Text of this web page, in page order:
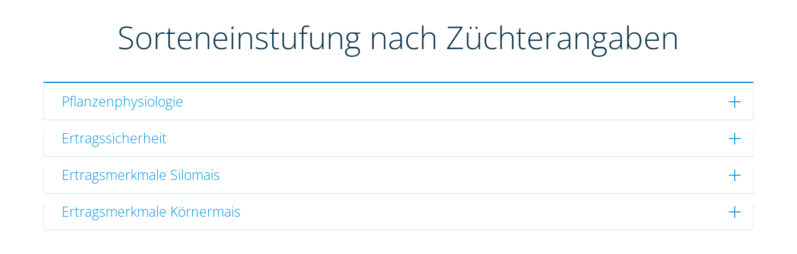
Sorteneinstufung nach Züchterangaben
Pflanzenphysiologie
Ertragssicherheit
Ertragsmerkmale Silomais
Ertragsmerkmale Körnermais